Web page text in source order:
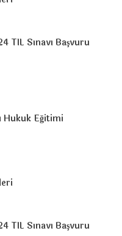
Sınavı Başvuru
Hukuk Eğitimi
Sınavı Başvuru